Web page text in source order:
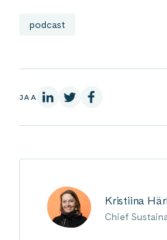
podcast
JAA LinkedInissä
X:ssäFacebookissa
Kristiina
Chief